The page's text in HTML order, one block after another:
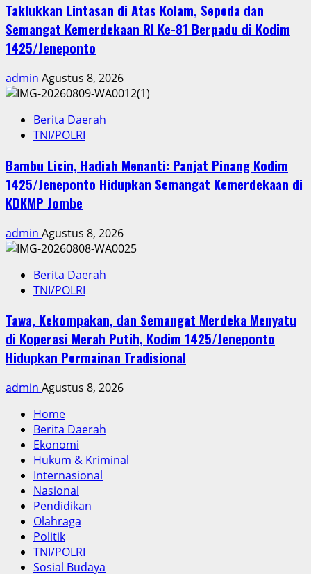
Taklukkan Lintasan di Atas Kolam, Sepeda dan
Semangat Kemerdekaan RI Ke-81 Berpadu di Kodim
1425/Jeneponto
admin Agustus 8, 2026
Berita Daerah
TNI/POLRI
Bambu Licin, Hadiah Menanti: Panjat Pinang Kodim
1425/Jeneponto Hidupkan Semangat Kemerdekaan di
KDKMP Jombe
admin Agustus 8, 2026
Berita Daerah
TNI/POLRI
Tawa, Kekompakan, dan Semangat Merdeka Menyatu
di Koperasi Merah Putih, Kodim 1425/Jeneponto
Hidupkan Permainan Tradisional
admin Agustus 8, 2026
Home
Berita Daerah
Ekonomi
Hukum & Kriminal
Internasional
Nasional
Pendidikan
Olahraga
Politik
TNI/POLRI
Sosial Budaya